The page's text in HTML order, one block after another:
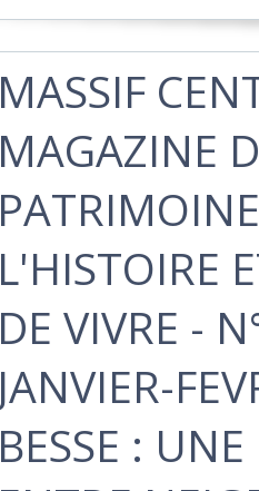
‎MASSIF
MAGAZINE
L'HISTOIRE
DE VIVRE -
JANVIER-
BESSE :